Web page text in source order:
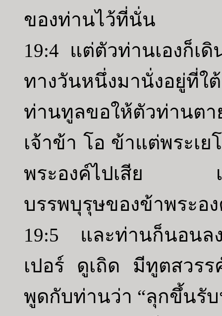
ของท่านไว้ที่นั่น
19:4 แต่ตัวท่านเองก็เ
ทางวันหนึ่งมานั่งอยู่ที่ใ
ท่านทูลขอให้ตัวท่านต
เจ้าข้า โอ ข้าแต่พระเ
พระองค์ไปเสีย เพ
บรรพบุรุษของข้าพระอง
19:5 และท่านก็นอนล
เปอร์ ดูเถิด มีทูตสวร
พูดกับท่านว่า “ลุกขึ้นรั